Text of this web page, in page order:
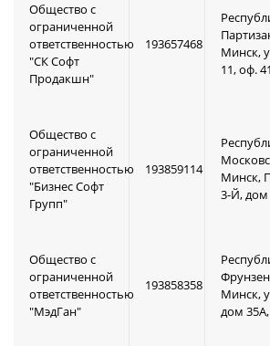
Общество с
ограниченной
ответственностью
"СК Софт
Продакшн"
193657468
Минск,
11, оф.
Общество с
ограниченной
ответственностью
"Бизнес Софт
Групп"
193859114
Минск,
3-Й, дом
Общество с
ограниченной
ответственностью
"МэдГан"
193858358
Минск,
дом